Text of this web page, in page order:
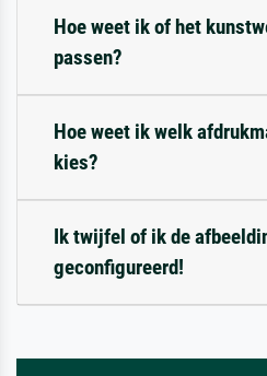
Hoe weet ik of het
passen?
Hoe weet ik welk
kies?
Ik twijfel of ik de
geconfigureerd!